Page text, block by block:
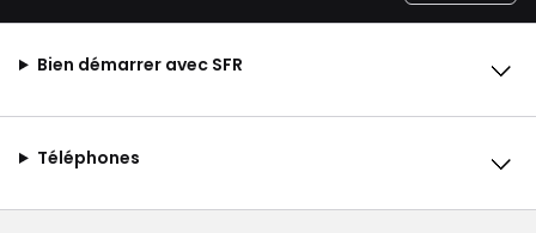
Bien démarrer avec SFR
Téléphones